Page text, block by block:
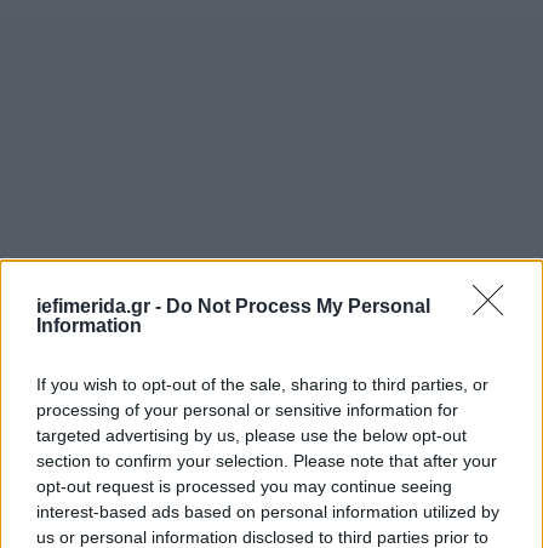
iefimerida.gr - Do Not Process My Personal
Information
If you wish to opt-out of the sale, sharing to third parties, or
processing of your personal or sensitive information for
targeted advertising by us, please use the below opt-out
section to confirm your selection. Please note that after your
opt-out request is processed you may continue seeing
interest-based ads based on personal information utilized by
us or personal information disclosed to third parties prior to